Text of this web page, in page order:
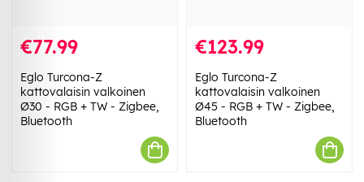
€77.99
Eglo Turcona-Z
kattovalaisin valkoinen
Ø30 - RGB + TW - Zigbee,
Bluetooth
€123.99
Eglo Turcona-Z
kattovalaisin valkoinen
Ø45 - RGB + TW - Zigbee,
Bluetooth